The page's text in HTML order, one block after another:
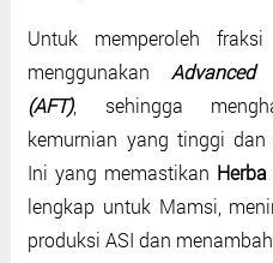
Untuk memperoleh
menggunakanAdvanced
(AFT), sehingga
kemurnian yang tinggi
Ini yang memastikan Herba
lengkap untuk Mamsi,
produksi ASI dan